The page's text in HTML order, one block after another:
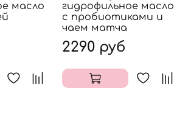
масло
гидрофильное масло
с пробиотиками и
чаем матча
2290 руб